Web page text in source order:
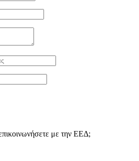
με την ΕΕΔ;